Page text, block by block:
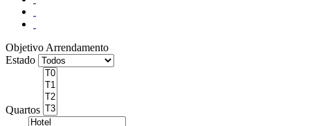
Objetivo Arrendamento
Estado
Quartos